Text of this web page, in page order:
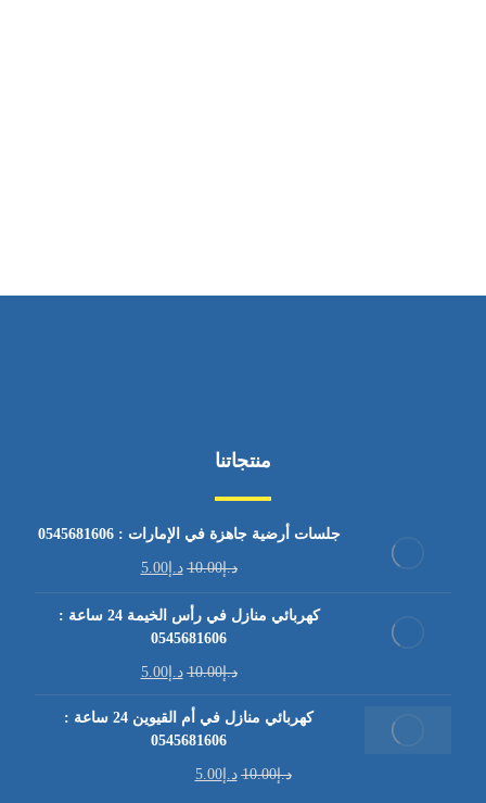
منتجاتنا
جلسات أرضية جاهزة في الإمارات : 0545681606
د.إ10.00 د.إ5.00
كهربائي منازل في رأس الخيمة 24 ساعة :
0545681606
د.إ10.00 د.إ5.00
كهربائي منازل في أم القيوين 24 ساعة :
0545681606
د.إ10.00 د.إ5.00